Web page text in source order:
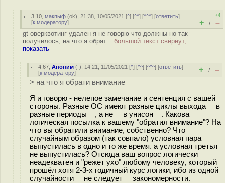
3.10 ,макпыф (ok), 21:38, 10/05/2021 [^] [^^] [^^^] [ответить]
[к модератору]
+4
+ / –
gt оверквотинг удален я не говорю что должны но так
получилось, на что я обрат... большой текст свёрнут,
показать
4.67 ,Аноним (-), 14:21, 11/05/2021 [^] [^^] [^^^] [ответить]
[к модератору] + / –
> на что я обрати внимание
Я и говорю - нелепое замечание и сентенция с вашей
стороны. Разные ОС имеют разные циклы выхода __в
разные периоды__, а не __в унисон__. Какова
логическая посылка к вашему "обратил внимание"? На
что вы обратили внимание, собственно? Что
случайным образом (так совпало) условная пара
выпустилась в одно и то же время. а условная третья
не выпустилась? Отсюда ваш вопрос логически
неадекватен и "режет ухо" любому человеку, который
прошёл хотя 2-3-х годичный курс логики, ибо из одной
случайности __не следует__ закономерности.